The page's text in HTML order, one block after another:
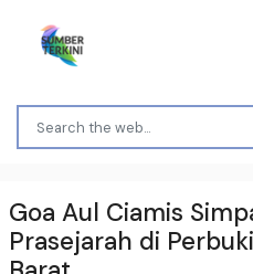
Goa Aul Ciamis
Prasejarah di